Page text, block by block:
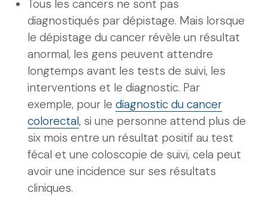
Tous les cancers ne sont pas
diagnostiqués par dépistage. Mais lorsque
le dépistage du cancer révèle un résultat
anormal, les gens peuvent attendre
longtemps avant les tests de suivi, les
interventions et le diagnostic. Par
exemple, pour le diagnostic du cancer
colorectal, si une personne attend plus de
six mois entre un résultat positif au test
fécal et une coloscopie de suivi, cela peut
avoir une incidence sur ses résultats
cliniques.